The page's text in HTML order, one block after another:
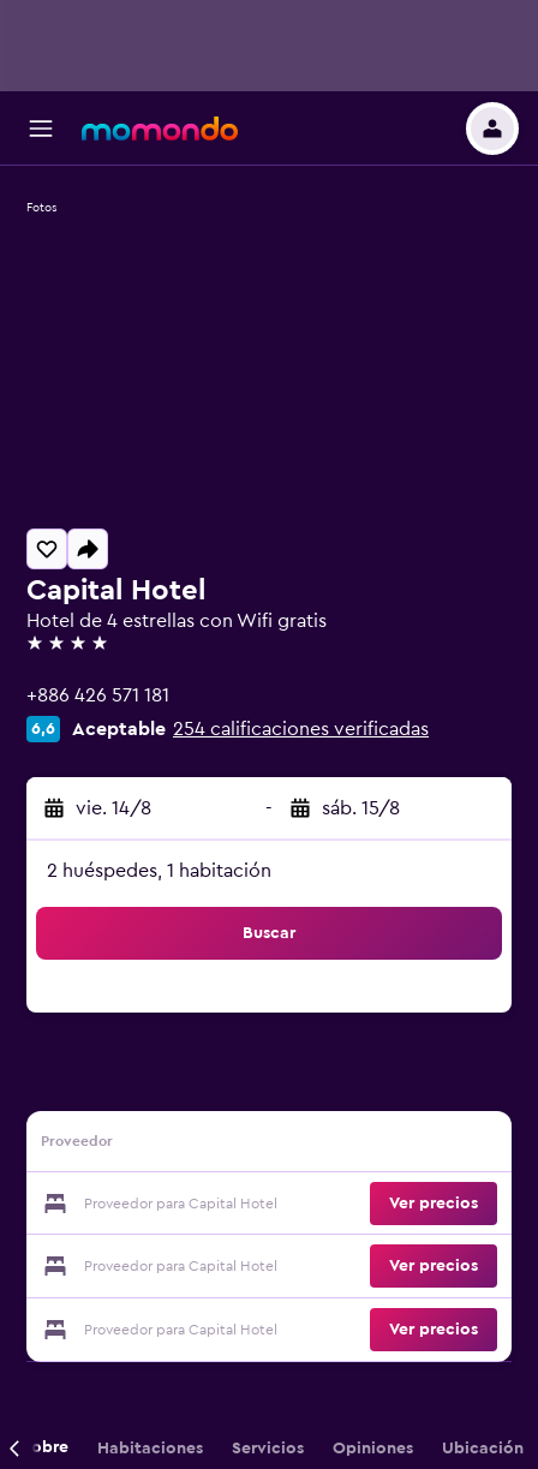
Capital Hotel
Hotel de 4 estrellas con Wifi gratis
4 estrellas
+886 426 571 181
6,6 Aceptable 254 calificaciones verificadas
vie. 14/8 - sáb. 15/8
2 huéspedes, 1 habitación
Buscar
Proveedor
Proveedor para Capital Hotel Ver precios
Proveedor para Capital Hotel Ver precios
Proveedor para Capital Hotel Ver precios
Fotos
Sobre Habitaciones Servicios Opiniones Ubicación